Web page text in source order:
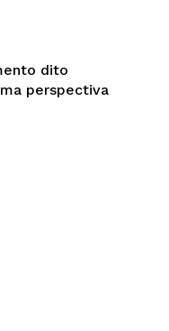
dito
perspectiva